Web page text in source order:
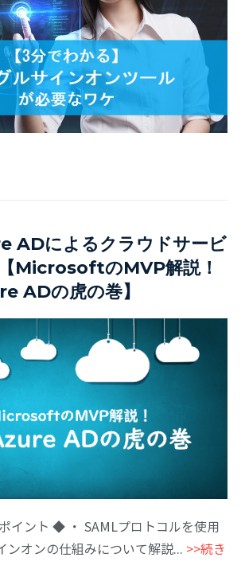
ADによるクラウドサービ
MicrosoftのMVP解説！
ADの虎の巻】
イント ◆ ・ SAMLプロトコルを使用
ンオンの仕組みについて解説... >>続き